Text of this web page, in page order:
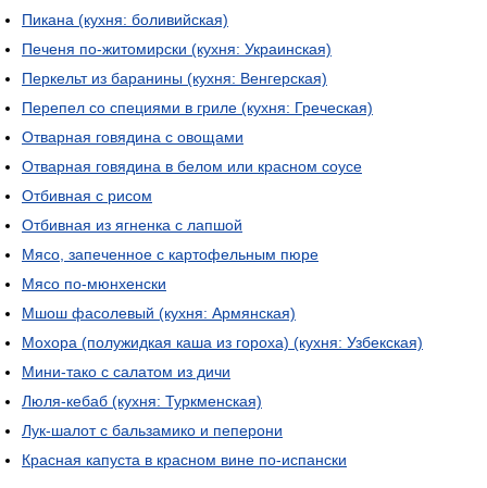
Пикана (кухня: боливийская)
Печеня по-житомирски (кухня: Украинская)
Перкельт из баранины (кухня: Венгерская)
Перепел со специями в гриле (кухня: Греческая)
Отварная говядина с овощами
Отварная говядина в белом или красном соусе
Отбивная с рисом
Отбивная из ягненка с лапшой
Мясо, запеченное с картофельным пюре
Мясо по-мюнхенски
Мшош фасолевый (кухня: Армянская)
Мохора (полужидкая каша из гороха) (кухня: Узбекская)
Мини-тако с салатом из дичи
Люля-кебаб (кухня: Туркменская)
Лук-шалот с бальзамико и пеперони
Красная капуста в красном вине по-испански